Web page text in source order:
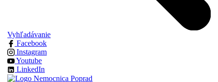
Vyhľadávanie
Facebook
Instagram
Youtube
LinkedIn